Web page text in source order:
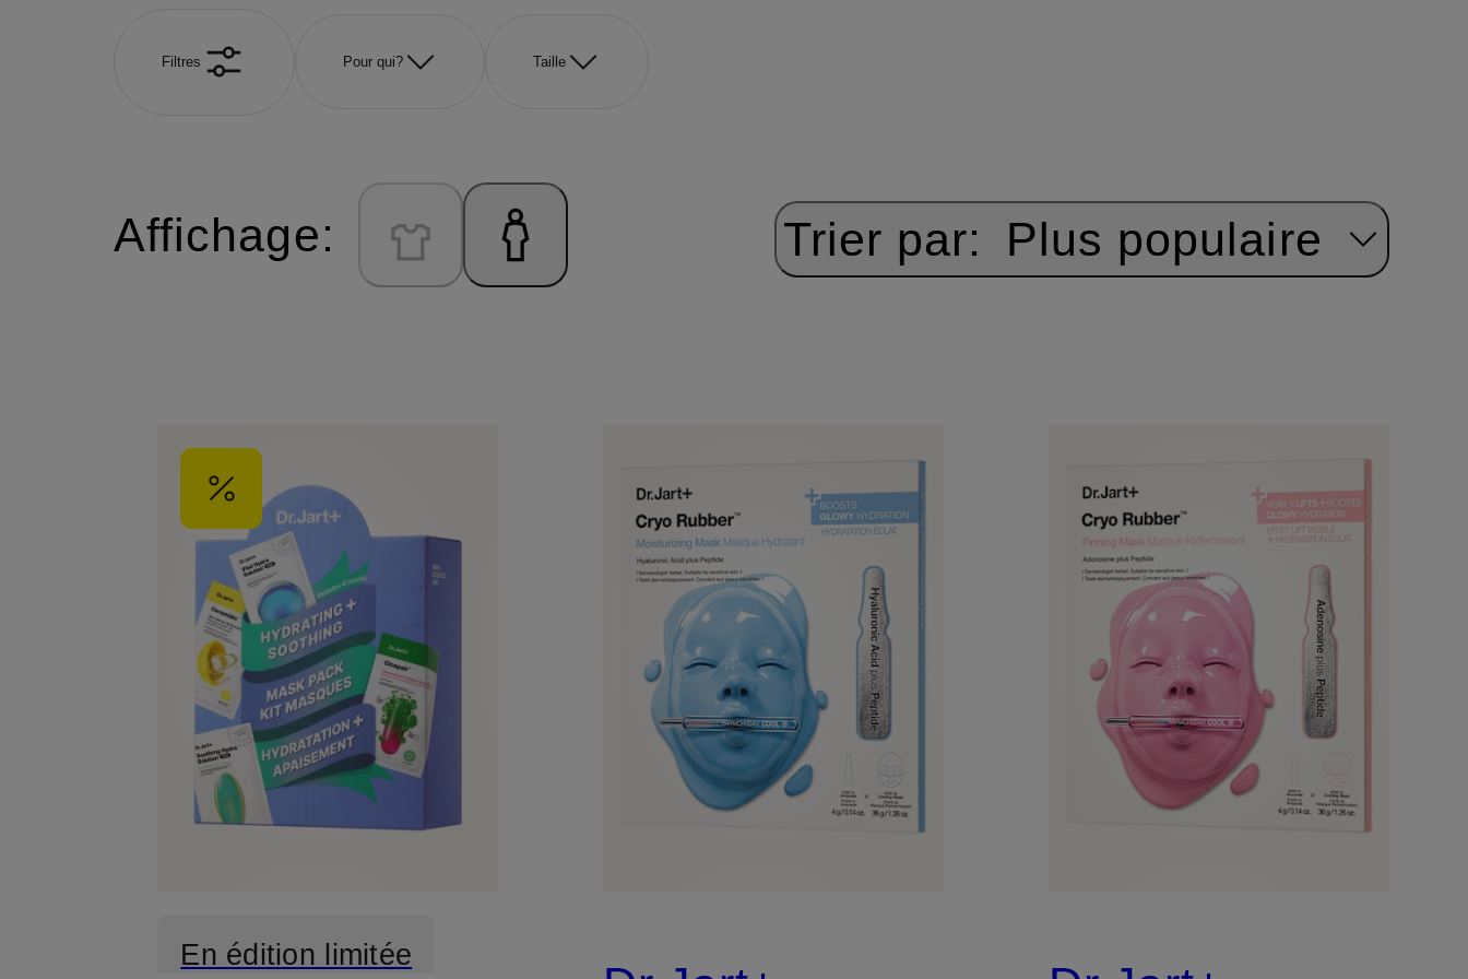
Filtres Pour qui? Taille
Affichage: Trier par: Plus populaire
En édition limitée